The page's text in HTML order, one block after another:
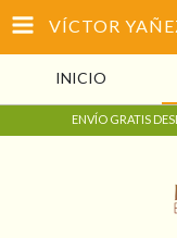
VÍCTOR
INICIO
ENVÍO GRATIS